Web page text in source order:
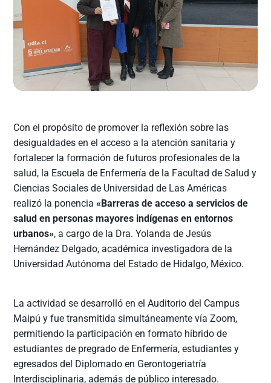
Con el propósito de promover la reflexión sobre las
desigualdades en el acceso a la atención sanitaria y
fortalecer la formación de futuros profesionales de la
salud, la Escuela de Enfermería de la Facultad de Salud y
Ciencias Sociales de Universidad de Las Américas
realizó la ponencia«Barreras de acceso a servicios de
salud en personas mayores indígenas en entornos
urbanos», a cargo de la Dra. Yolanda de Jesús
Hernández Delgado, académica investigadora de la
Universidad Autónoma del Estado de Hidalgo, México.
La actividad se desarrolló en el Auditorio del Campus
Maipú y fue transmitida simultáneamente vía Zoom,
permitiendo la participación en formato híbrido de
estudiantes de pregrado de Enfermería, estudiantes y
egresados del Diplomado en Gerontogeriatría
Interdisciplinaria, además de público interesado.